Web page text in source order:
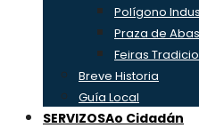
Polígono
Praza de
Feiras
Breve Historia
Guía Local
SERVIZOSAo Cidadán